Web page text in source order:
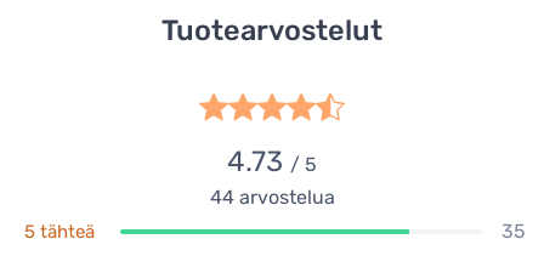
Tuotearvostelut
4.73 / 5
44arvostelua
5 tähteä 35